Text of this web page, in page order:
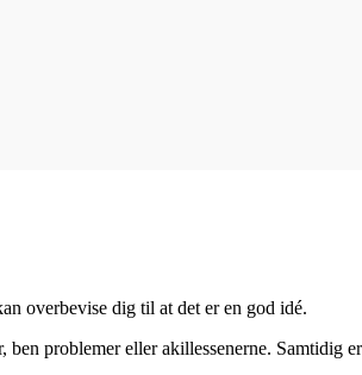
overbevise dig til at det er en god idé.
problemer eller akillessenerne. Samtidig er